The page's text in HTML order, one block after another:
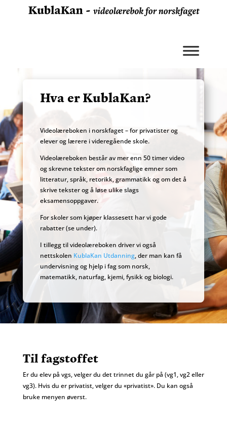
Hva er KublaKan?
Videolæreboken i norskfaget – for privatister og
elever og lærere i videregående skole.
Videolæreboken består av mer enn 50 timer video
og skrevne tekster om norskfaglige emner som
litteratur, språk, retorikk, grammatikk og om det å
skrive tekster og å løse ulike slags
eksamensoppgaver.
For skoler som kjøper klassesett har vi gode
rabatter (se under).
I tillegg til videolæreboken driver vi også
nettskolen KublaKan Utdanning, der man kan få
undervisning og hjelp i fag som norsk,
matematikk, naturfag, kjemi, fysikk og biologi.
Til fagstoffet
Er du elev på vgs, velger du det trinnet du går på (vg1, vg2 eller
vg3). Hvis du er privatist, velger du «privatist». Du kan også
bruke menyen øverst.